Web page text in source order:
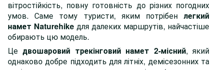
вітростійкість, повну готовність до різних погодних
умов. Саме тому туристи, яким потрібен легкий
намет Naturehike для далеких маршрутів, найчастіше
обирають цю модель.
Це двошаровий трекінговий намет 2-місний, який
однаково добре підходить для літніх, демісезонних та